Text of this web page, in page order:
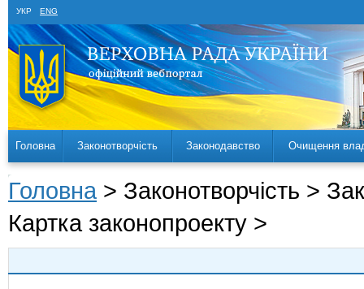
УКР ENG
Головна Законотворчість Законодавство Очищення
Головна > Законотворчість >
Картка законопроекту >